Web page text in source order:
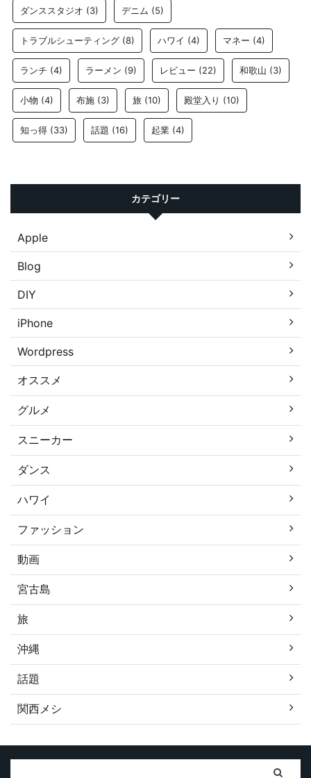
ダンススタジオ (3) デニム (5)
トラブルシューティング (8) ハワイ (4) マネー (4)
ランチ (4) ラーメン (9) レビュー (22) 和歌山 (3)
小物 (4) 布施 (3) 旅 (10) 殿堂入り (10)
知っ得 (33) 話題 (16) 起業 (4)
カテゴリー
Apple
Blog
DIY
iPhone
Wordpress
オススメ
グルメ
スニーカー
ダンス
ハワイ
ファッション
動画
宮古島
旅
沖縄
話題
関西メシ